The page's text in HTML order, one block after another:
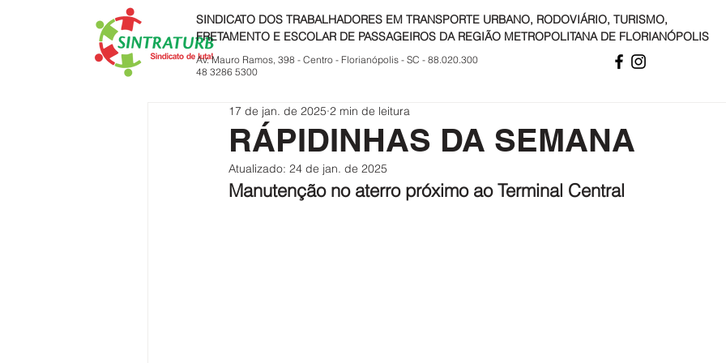
SINDICATO DOS TRABALHADORES EM TRANSPORTE URBANO, RODOVIÁRIO, TURISMO,
FRETAMENTO E ESCOLAR DE PASSAGEIROS DA REGIÃO METROPOLITANA DE FLORIANÓPOLIS
Av. Mauro Ramos, 398 - Centro - Florianópolis - SC - 88.020.300
48 3286 5300
RÁPIDINHAS DA SEMANA
17 de jan. de 2025 2 min de leitura
Atualizado: 24 de jan. de 2025
Manutenção no aterro próximo ao Terminal Central